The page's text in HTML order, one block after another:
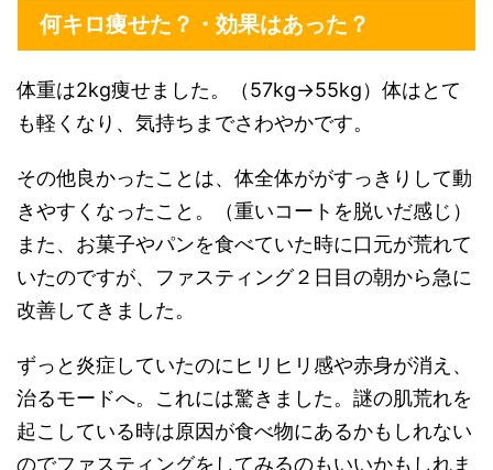
何キロ痩せた？・効果はあった？
体重は2kg痩せました。（57kg→55kg）体はとて
も軽くなり、気持ちまでさわやかです。
その他良かったことは、体全体ががすっきりして動
きやすくなったこと。（重いコートを脱いだ感じ）
また、お菓子やパンを食べていた時に口元が荒れて
いたのですが、ファスティング２日目の朝から急に
改善してきました。
ずっと炎症していたのにヒリヒリ感や赤身が消え、
治るモードへ。これには驚きました。謎の肌荒れを
起こしている時は原因が食べ物にあるかもしれない
のでファスティングをしてみるのもいいかもしれま